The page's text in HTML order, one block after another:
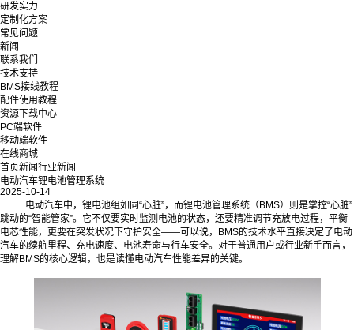
研发实力
定制化方案
常见问题
新闻
联系我们
技术支持
BMS接线教程
配件使用教程
资源下载中心
PC端软件
移动端软件
在线商城
首页新闻行业新闻
电动汽车锂电池管理系统
2025-10-14
电动汽车中，锂电池组如同“心脏”，而锂电池管理系统（BMS）则是掌控“心脏”
跳动的“智能管家”。它不仅要实时监测电池的状态，还要精准调节充放电过程，平衡
电芯性能，更要在突发状况下守护安全——可以说，BMS的技术水平直接决定了电动
汽车的续航里程、充电速度、电池寿命与行车安全。对于普通用户或行业新手而言，
理解BMS的核心逻辑，也是读懂电动汽车性能差异的关键。